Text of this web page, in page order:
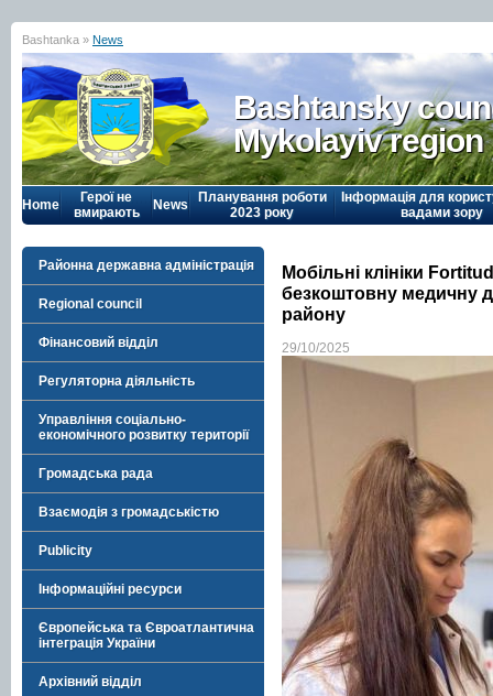
Bashtanka » News
Bashtansky
Mykolayiv region
Home
Герої не
вмирають
News
Планування роботи
2023 року
Інформація для
вадами зору
Районна державна адміністрація
Regional council
Фінансовий відділ
Регуляторна діяльність
Управління соціально-
економічного розвитку території
Громадська рада
Взаємодія з громадськістю
Publicity
Інформаційні ресурси
Європейська та Євроатлантична
інтеграція України
Архівний відділ
Мобільні клініки
безкоштовну медичну
району
29/10/2025